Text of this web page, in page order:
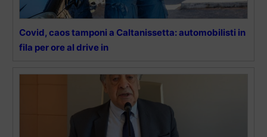
Covid, caos tamponi a Caltanissetta: automobilisti in
fila per ore al drive in